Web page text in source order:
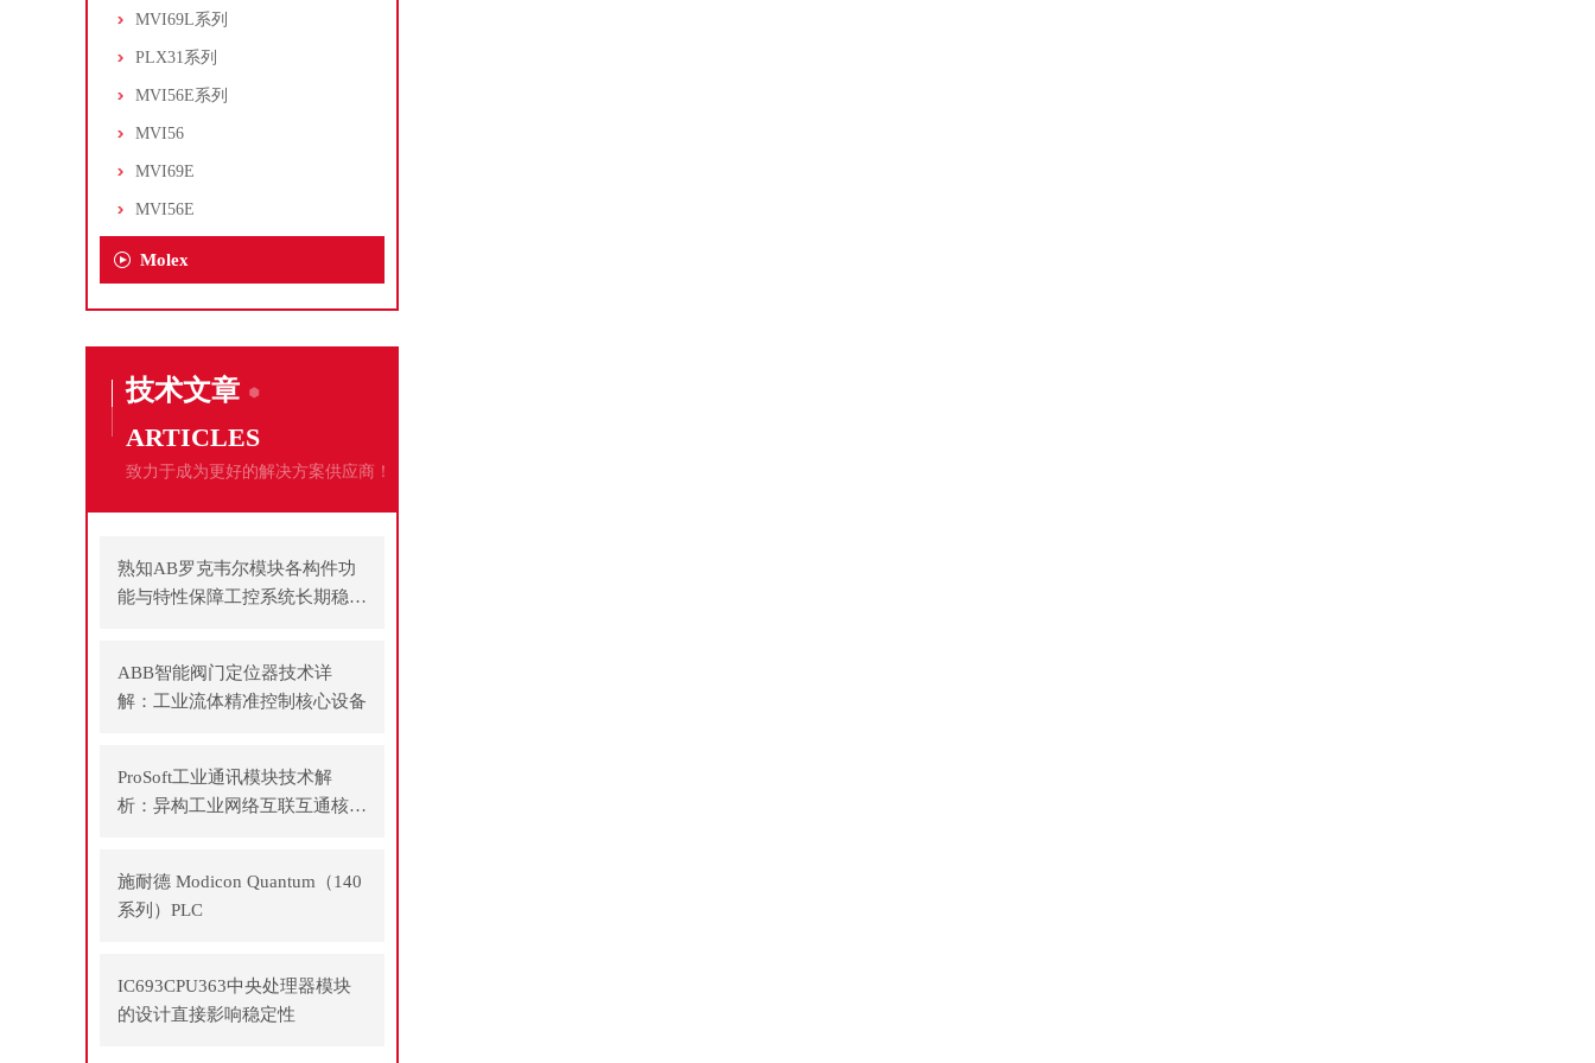
MVI69L系列
PLX31系列
MVI56E系列
MVI56
MVI69E
MVI56E
Molex
技术文章
ARTICLES
致力于成为更好的解决方案供应商！
熟知AB罗克韦尔模块各构件功
能与特性保障工控系统长期稳定
ABB智能阀门定位器技术详
解：工业流体精准控制核心设备
ProSoft工业通讯模块技术解
析：异构工业网络互联互通核心
施耐德 Modicon Quantum（140
系列）PLC
IC693CPU363中央处理器模块
的设计直接影响稳定性